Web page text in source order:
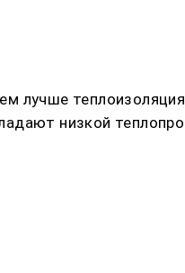
лучше
низкой